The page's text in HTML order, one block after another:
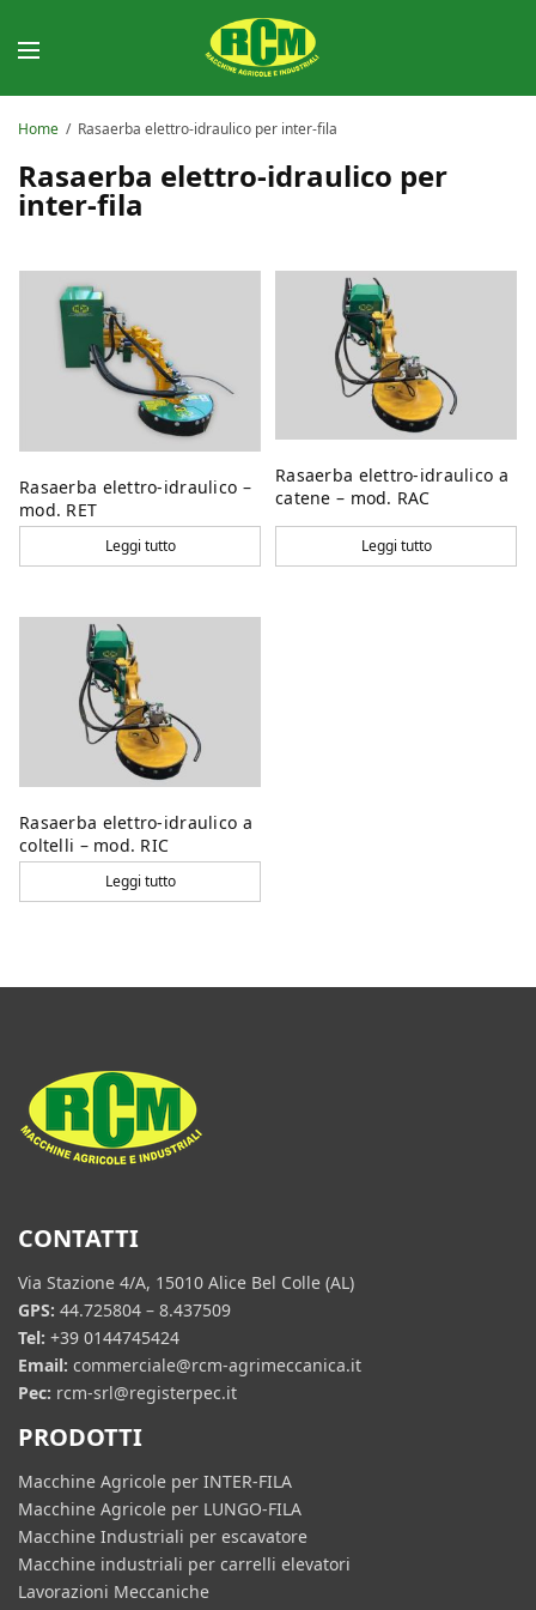
Home / Rasaerba elettro-idraulico per inter-fila
Rasaerba elettro-idraulico per
inter-fila
Rasaerba elettro-idraulico –
mod. RET
Leggi tutto
Rasaerba elettro-idraulico a
catene – mod. RAC
Leggi tutto
Rasaerba elettro-idraulico a
coltelli – mod. RIC
Leggi tutto
CONTATTI
Via Stazione 4/A, 15010 Alice Bel Colle (AL)
GPS: 44.725804 – 8.437509
Tel: +39 0144745424
Email: commerciale@rcm-agrimeccanica.it
Pec: rcm-srl@registerpec.it
PRODOTTI
Macchine Agricole per INTER-FILA
Macchine Agricole per LUNGO-FILA
Macchine Industriali per escavatore
Macchine industriali per carrelli elevatori
Lavorazioni Meccaniche